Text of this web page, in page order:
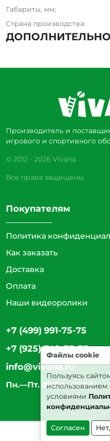
Габариты, мм:
Страна производства:
ДОПОЛНИТЕЛЬНО
Производитель и
игрового и спортивного
© 2012 - 2026 Vivana .
Все права защищены.
Покупателям
Политика
Как заказать
Доставка
Оплата
Наши видеоролики
+7 (499) 991-75-75
+7 (925) 740-75-75
info@vivana.ru
Пн.—Пт. 09:00—18:00
Файлы cookie
Пользуясь
использованием
условиями
Согласен